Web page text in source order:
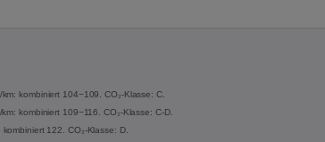
kombiniert 104−109. CO₂-Klasse: C.
kombiniert 109−116. CO₂-Klasse: C-D.
122. CO₂-Klasse: D.